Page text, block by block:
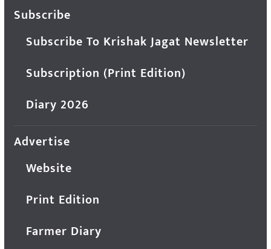
Subscribe
Subscribe To Krishak Jagat Newsletter
Subscription (Print Edition)
Diary 2026
Advertise
Website
Print Edition
Farmer Diary